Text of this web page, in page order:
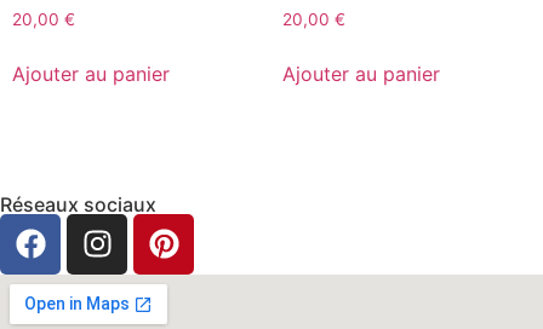
20,00 €
Ajouter au panier
20,00 €
Ajouter au panier
Réseaux sociaux